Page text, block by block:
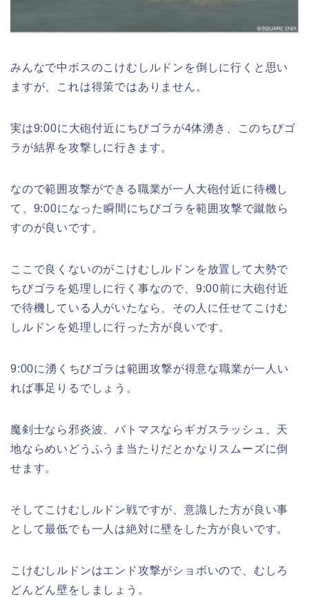
みんなで中ボスのこけむしルドンを倒しに行くと思い
ますが、これは得策ではありません。
実は9:00に大砲付近にちびゴラが4体湧き、このちびゴ
ラが結界を攻撃しに行きます。
なので範囲攻撃ができる職業が一人大砲付近に待機し
て、9:00になった瞬間にちびゴラを範囲攻撃で蹴散ら
すのが良いです。
ここで良くないのがこけむしルドンを放置して大勢で
ちびゴラを処理しに行く事なので、9:00前に大砲付近
で待機している人がいたなら、その人に任せてこけむ
しルドンを処理しに行った方が良いです。
9:00に湧くちびゴラは範囲攻撃が得意な職業が一人い
れば事足りるでしょう。
魔剣士なら邪炎波、バトマスならギガスラッシュ、天
地ならめいどうふうま当たりだとかなりスムーズに倒
せます。
そしてこけむしルドン戦ですが、意識した方が良い事
として最低でも一人は絶対に壁をした方が良いです。
こけむしルドンはエンド攻撃がショボいので、むしろ
どんどん壁をしましょう。